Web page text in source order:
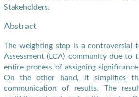
Stakeholders.
Abstract
The weighting step is a controversial
Assessment (LCA) community due
entire process of assigning
On the other hand, it simplifies
communication of results. The